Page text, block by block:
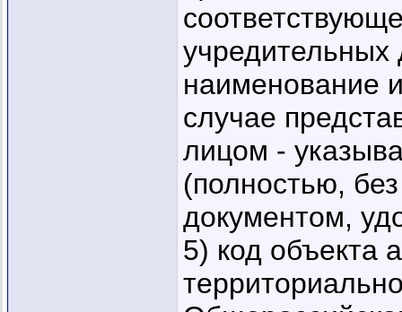
учредительных
наименование
случае
лицом -
(полностью,
документом,
5) код объекта